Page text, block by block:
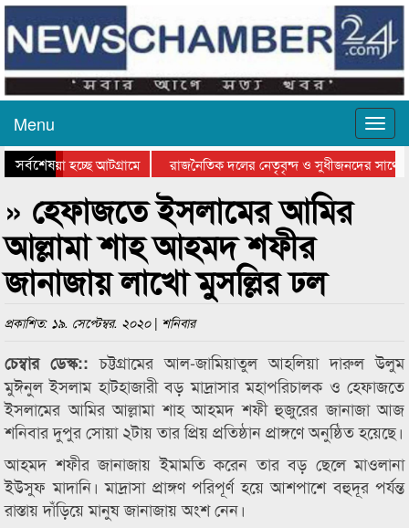
Menu
সর্বশেষ
যাওয়া হচ্ছে আটগ্রামে
রাজনৈতিক দলের নেতৃবৃন্দ ও সুধীজনদের সাথে
সিলেটে বাংলাদেশ গ্রুপ থিয়েটার ফেডারেশানের
» হেফাজতে ইসলামের আমির
আল্লামা শাহ আহমদ শফীর
জানাজায় লাখো মুসল্লির ঢল
প্রকাশিত: ১৯. সেপ্টেম্বর. ২০২০ | শনিবার
চেম্বার ডেস্ক::চট্টগ্রামের আল-জামিয়াতুল আহলিয়া দারুল উলুম
মুঈনুল ইসলাম হাটহাজারী বড় মাদ্রাসার মহাপরিচালক ও হেফাজতে
ইসলামের আমির আল্লামা শাহ আহমদ শফী হুজুরের জানাজা আজ
শনিবার দুপুর সোয়া ২টায় তার প্রিয় প্রতিষ্ঠান প্রাঙ্গণে অনুষ্ঠিত হয়েছে।
আহমদ শফীর জানাজায় ইমামতি করেন তার বড় ছেলে মাওলানা
ইউসুফ মাদানি। মাদ্রাসা প্রাঙ্গণ পরিপূর্ণ হয়ে আশপাশে বহুদূর পর্যন্ত
রাস্তায় দাঁড়িয়ে মানুষ জানাজায় অংশ নেন।